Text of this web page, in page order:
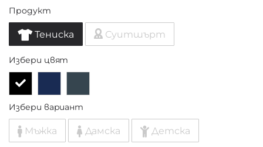
Продукт
Тениска Суитшърт
Избери цвят
Избери вариант
Мъжка Дамска Детска